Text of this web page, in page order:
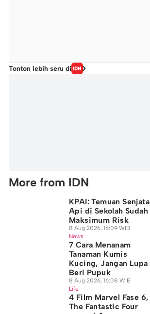
Tonton lebih seru di
More from IDN
KPAI: Temuan Senjata
Api di Sekolah Sudah
Maksimum Risk
8 Aug 2026, 16:09 WIB
News
7 Cara Menanam
Tanaman Kumis
Kucing, Jangan Lupa
Beri Pupuk
8 Aug 2026, 16:08 WIB
Life
4 Film Marvel Fase 6,
The Fantastic Four